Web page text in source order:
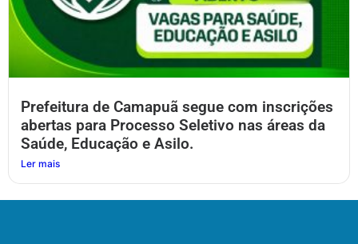
Prefeitura de Camapuã segue com inscrições
abertas para Processo Seletivo nas áreas da
Saúde, Educação e Asilo.
Ler mais